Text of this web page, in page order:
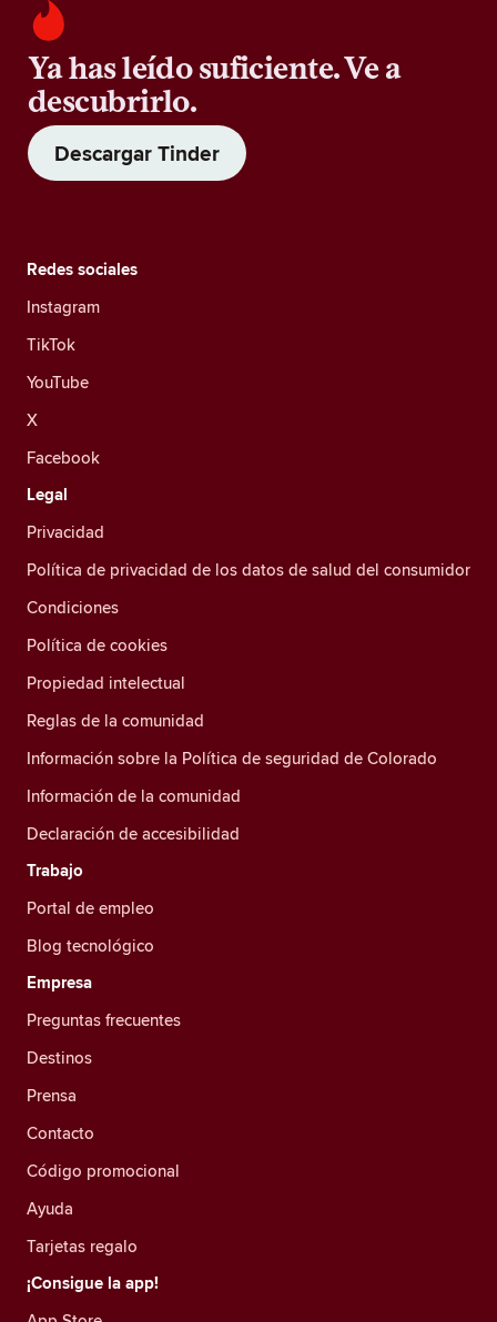
Ya has leído suficiente. Ve a
descubrirlo.
Descargar Tinder
Redes sociales
Instagram
TikTok
YouTube
X
Facebook
Legal
Privacidad
Política de privacidad de los datos de salud del consumidor
Condiciones
Política de cookies
Propiedad intelectual
Reglas de la comunidad
Información sobre la Política de seguridad de Colorado
Información de la comunidad
Declaración de accesibilidad
Trabajo
Portal de empleo
Blog tecnológico
Empresa
Preguntas frecuentes
Destinos
Prensa
Contacto
Código promocional
Ayuda
Tarjetas regalo
¡Consigue la app!